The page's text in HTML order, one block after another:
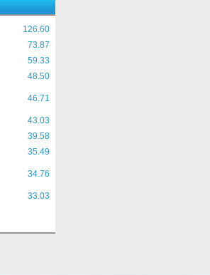
126.60
73.87
59.33
48.50
46.71
43.03
39.58
35.49
34.76
33.03